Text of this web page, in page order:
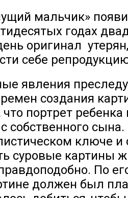
мальчик»
годах
оригинал
себе
явления
создания
что портрет ребенка
собственного
ключе и
суровые картины
По
должен был